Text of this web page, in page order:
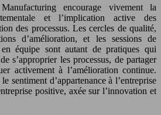
encourage vivement la
et l’implication active des
des processus. Les cercles de qualité,
d’amélioration, et les sessions de
équipe sont autant de pratiques qui
s’approprier les processus, de partager
activement à l’amélioration continue.
sentiment d’appartenance à l’entreprise
positive, axée sur l’innovation et